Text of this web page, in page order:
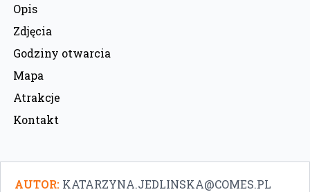
Opis
Zdjęcia
Godziny otwarcia
Mapa
Atrakcje
Kontakt
AUTOR: KATARZYNA.JEDLINSKA@COMES.PL